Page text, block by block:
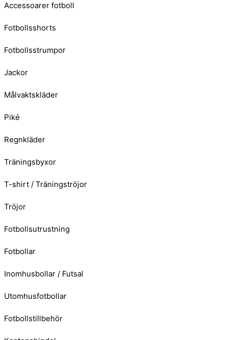
Accessoarer fotboll
Fotbollsshorts
Fotbollsstrumpor
Jackor
Målvaktskläder
Piké
Regnkläder
Träningsbyxor
T-shirt / Träningströjor
Tröjor
Fotbollsutrustning
Fotbollar
Inomhusbollar / Futsal
Utomhusfotbollar
Fotbollstillbehör